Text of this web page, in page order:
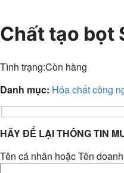
Chất tạo bọt
Tình trạng:Còn hàng
Danh mục: Hóa chất công
HÃY ĐỂ LẠI THÔNG TIN
Tên cá nhân hoặc Tên